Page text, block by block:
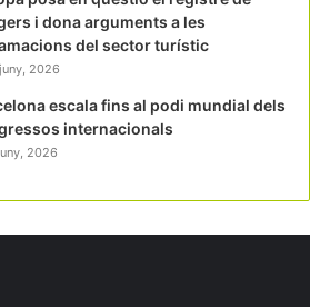
i dona arguments a les
del sector turístic
2026
escala fins al podi mundial dels
internacionals
2026